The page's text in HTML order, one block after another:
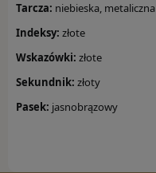
Tarcza: niebieska, metaliczna
Indeksy: złote
Wskazówki: złote
Sekundnik: złoty
Pasek: jasnobrązowy